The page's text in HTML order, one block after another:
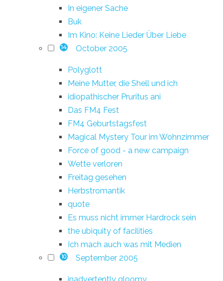
In eigener Sache
Buk
Im Kino: Keine Lieder Über Liebe
14 October 2005
Polyglott
Meine Mutter, die Shell und ich
idiopathischer Pruritus ani
Das FM4 Fest
FM4 Geburtstagsfest
Magical Mystery Tour im Wohnzimmer
Force of good - a new campaign
Wette verloren
Freitag gesehen
Herbstromantik
quote
Es muss nicht immer Hardrock sein
the ubiquity of facilities
Ich mach auch was mit Medien
10 September 2005
inadvertently gloomy